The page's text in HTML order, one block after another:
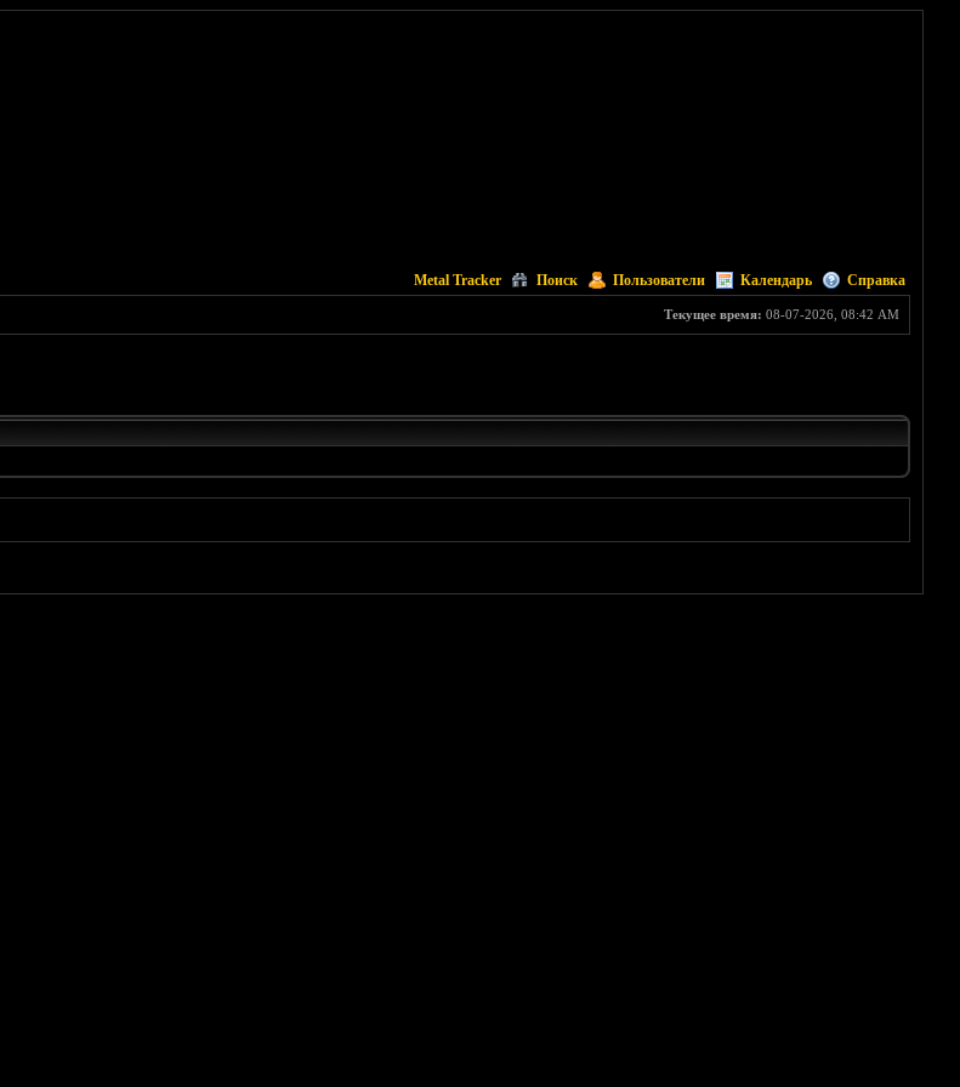
Metal Tracker Поиск Пользователи Календарь Справка
Текущее время: 08-07-2026, 08:42 AM